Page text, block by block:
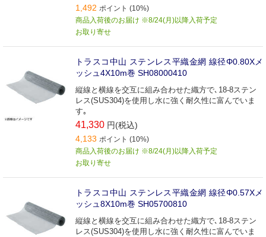
1,492 ポイント (10%)
商品入荷後のお届け ※8/24(月)以降入荷予定
お取り寄せ
トラスコ中山 ステンレス平織金網 線径Φ0.80Xメ
ッシュ4X10m巻 SH08000410
縦線と横線を交互に組み合わせた織方で､18-8ステン
レス(SUS304)を使用し水に強く耐久性に富んでいま
す｡
41,330 円(税込)
4,133 ポイント (10%)
商品入荷後のお届け ※8/24(月)以降入荷予定
お取り寄せ
トラスコ中山 ステンレス平織金網 線径Φ0.57Xメ
ッシュ8X10m巻 SH05700810
縦線と横線を交互に組み合わせた織方で､18-8ステン
レス(SUS304)を使用し水に強く耐久性に富んでいま